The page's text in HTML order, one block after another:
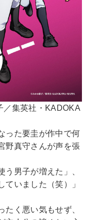
／集英社・KADOKA
った要圭が作中で何
野真守さんが声を張
男子が増えた」、
ていました（笑）」
たく悪い気もせず、